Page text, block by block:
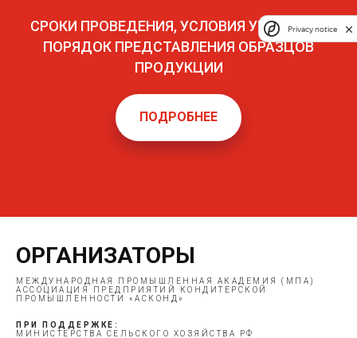
СРОКИ ПРОВЕДЕНИЯ, УСЛОВИЯ УЧАСТИЯ И
ПОРЯДОК ПРЕДСТАВЛЕНИЯ ОБРАЗЦОВ
ПРОДУКЦИИ
ПОДРОБНЕЕ
ОРГАНИЗАТОРЫ
МЕЖДУНАРОДНАЯ ПРОМЫШЛЕННАЯ АКАДЕМИЯ (МПА)
АССОЦИАЦИЯ ПРЕДПРИЯТИЙ КОНДИТЕРСКОЙ
ПРОМЫШЛЕННОСТИ «АСКОНД»
ПРИ ПОДДЕРЖКЕ:
МИНИСТЕРСТВА СЕЛЬСКОГО ХОЗЯЙСТВА РФ
Privacy notice